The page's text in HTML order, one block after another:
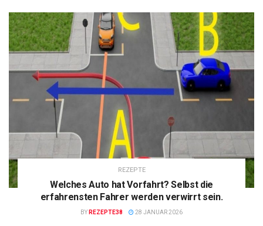
REZEPTE
Welches Auto hat Vorfahrt? Selbst die
erfahrensten Fahrer werden verwirrt sein.
BY REZEPTE38 28 JANUAR 2026